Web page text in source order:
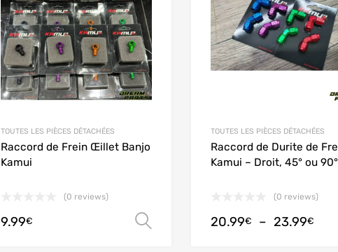
TOUTES LES PIÈCES DÉTACHÉES
Raccord de Frein Œillet Banjo
Kamui
(0 reviews)
9.99€ Choix des options
TOUTES LES PIÈCES DÉTACHÉES
Raccord de Durite de
Kamui – Droit, 45° ou 90°
(0 reviews)
20.99€ – 23.99€